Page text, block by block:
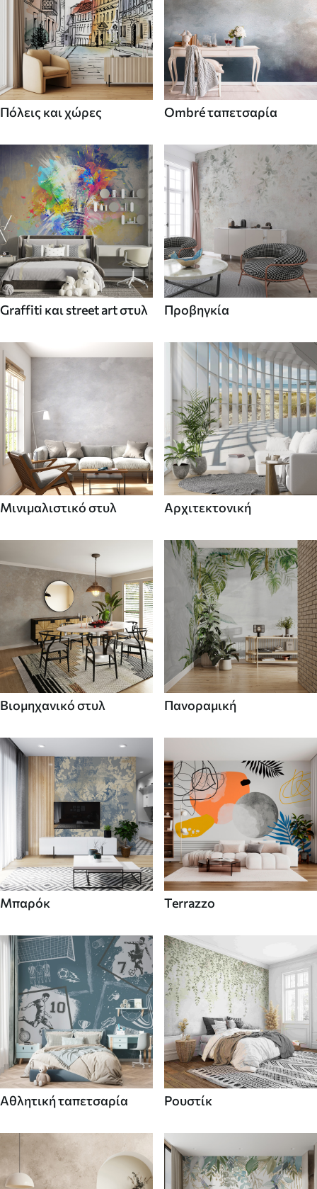
Πόλεις και χώρες Ombré ταπετσαρία
Graffiti και street art στυλ Προβηγκία
Μινιμαλιστικό στυλ Αρχιτεκτονική
Βιομηχανικό στυλ Πανοραμική
Μπαρόκ Terrazzo
Αθλητική ταπετσαρία Ρουστίκ